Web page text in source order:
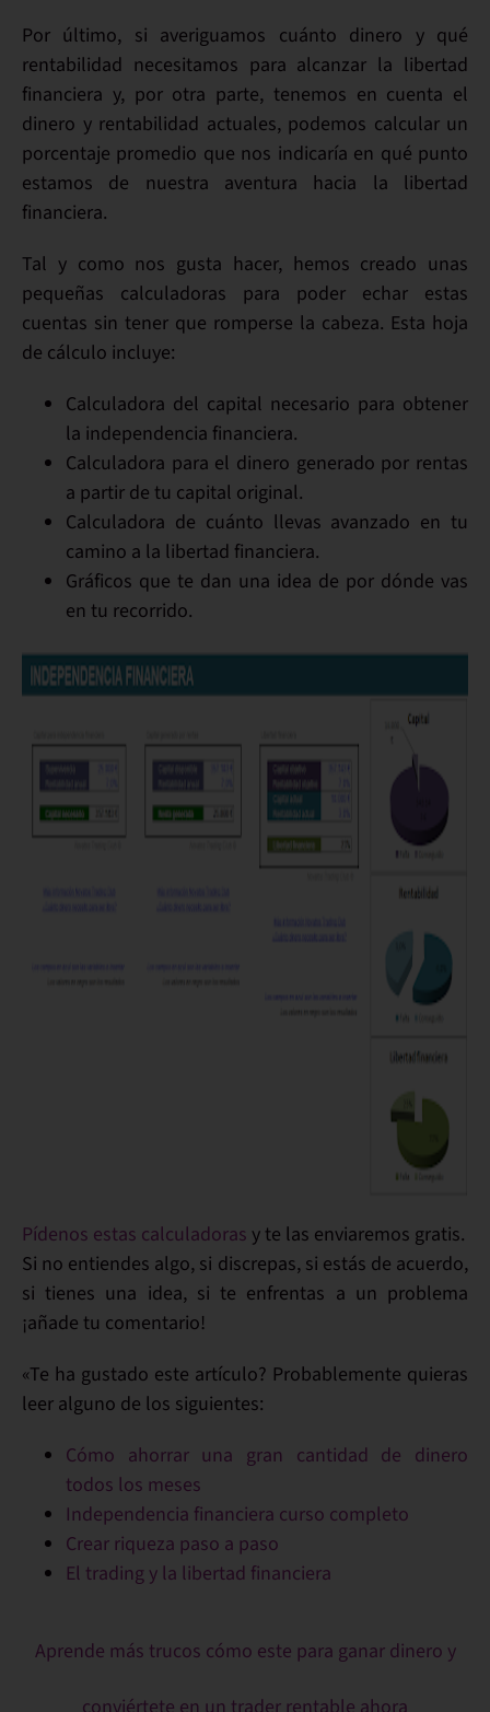
Por último, si averiguamos cuánto dinero y qué
rentabilidad necesitamos para alcanzar la libertad
financiera y, por otra parte, tenemos en cuenta el
dinero y rentabilidad actuales, podemos calcular un
porcentaje promedio que nos indicaría en qué punto
estamos de nuestra aventura hacia la libertad
financiera.
Tal y como nos gusta hacer, hemos creado unas
pequeñas calculadoras para poder echar estas
cuentas sin tener que romperse la cabeza. Esta hoja
de cálculo incluye:
Calculadora del capital necesario para obtener
la independencia financiera.
Calculadora para el dinero generado por rentas
a partir de tu capital original.
Calculadora de cuánto llevas avanzado en tu
camino a la libertad financiera.
Gráficos que te dan una idea de por dónde vas
en tu recorrido.
Pídenos estas calculadoras y te las enviaremos gratis.
Si no entiendes algo, si discrepas, si estás de acuerdo,
si tienes una idea, si te enfrentas a un problema
¡añade tu comentario!
«Te ha gustado este artículo? Probablemente quieras
leer alguno de los siguientes:
Cómo ahorrar una gran cantidad de dinero
todos los meses
Independencia financiera curso completo
Crear riqueza paso a paso
El trading y la libertad financiera
Aprende más trucos cómo este para ganar dinero y